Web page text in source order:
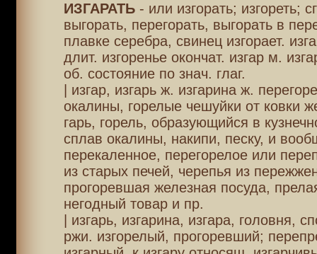
ИЗГАРАТЬ- или изгорать; изгореть;
выгорать, перегорать, выгорать в
плавке серебра, свинец изгорает.
длит. изгоренье окончат. изгар м.
об. состояние по знач. глаг.
| изгар, изгарь ж. изгарина ж.
окалины, горелые чешуйки от ковки
гарь, горель, образующийся в
сплав окалины, накипи, песку, и
перекаленное, перегорелое или
из старых печей, черепья из
прогоревшая железная посуда,
негодный товар и пр.
| изгарь, изгарина, изгара, головня,
ржи. изгорелый, прогоревший;